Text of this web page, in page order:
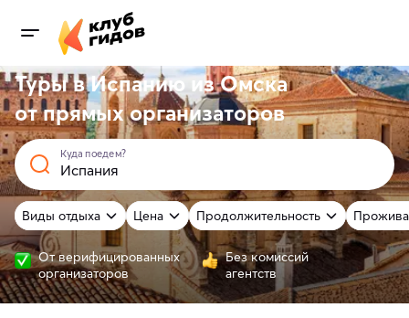
Туры в Испанию из Омска
отпрямыхорганизаторов
Куда поедем?
Виды отдыха Цена Продолжительность
От верифицированных
организаторов
Без комиссий
агентств